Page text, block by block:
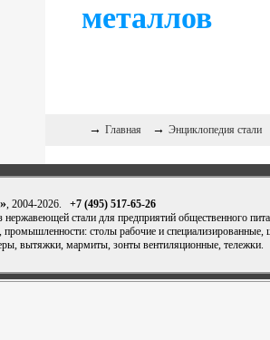
металлов
→ Главная → Энциклопедия стали
, 2004-2026. +7 (495) 517-65-26
нержавеющей стали для предприятий общественного
столы рабочие и
вытяжки, мармиты, зонты вентиляционные, тележки.